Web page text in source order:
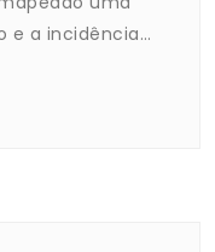
e a incidência…